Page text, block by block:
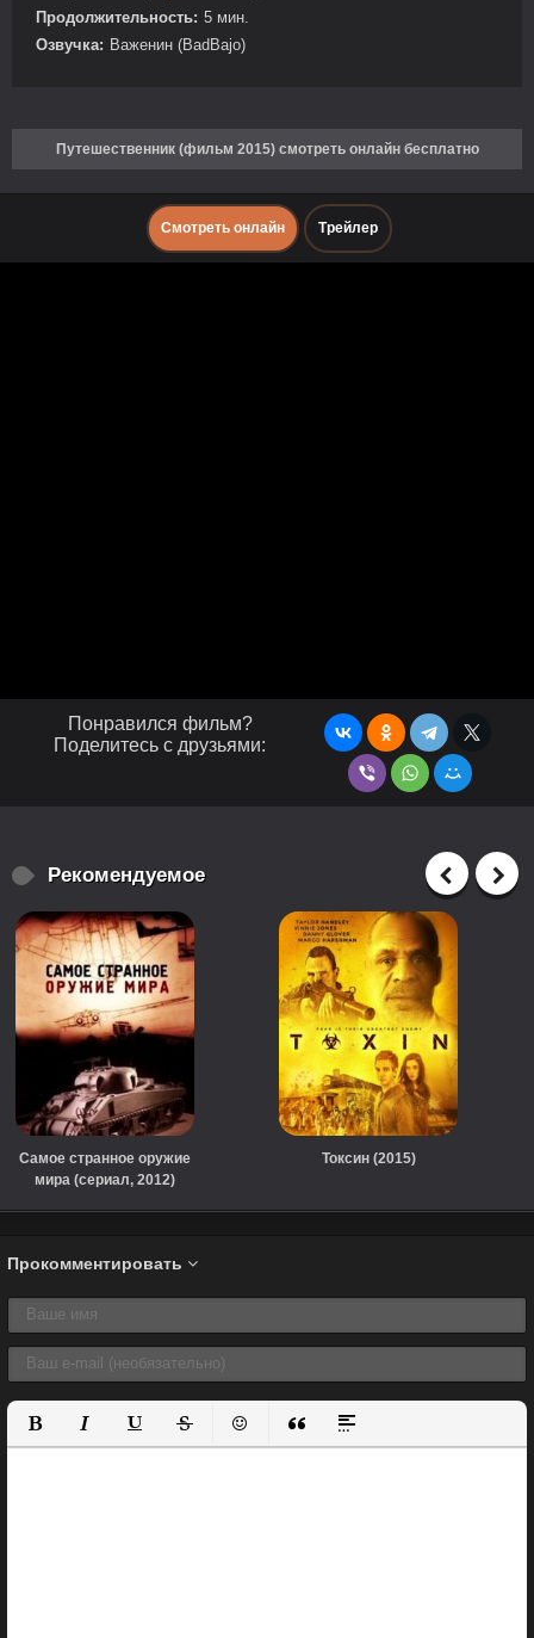
Продолжительность: 5 мин.
Озвучка: Важенин (BadBajo)
Путешественник (фильм 2015) смотреть онлайн бесплатно
Смотреть онлайн Трейлер
Понравился фильм?
Поделитесь с друзьями:
Рекомендуемое
Самое странное оружие
мира (сериал, 2012)
Токсин (2015)
Прокомментировать
Полужирный
КурсивПодчеркнутый
ЗачеркнутыйВставить смайлик
Вставка цитаты
Вставка спойлера